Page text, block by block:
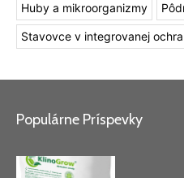
Huby a mikroorganizmy
Stavovce v integrovanej
Populárne Príspevky